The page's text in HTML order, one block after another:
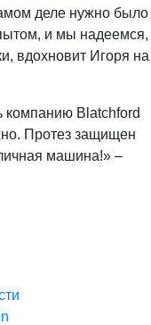
деле нужно было
и мы надеемся,
вдохновит Игоря на
компанию Blatchford
Протез защищен
машина!» –